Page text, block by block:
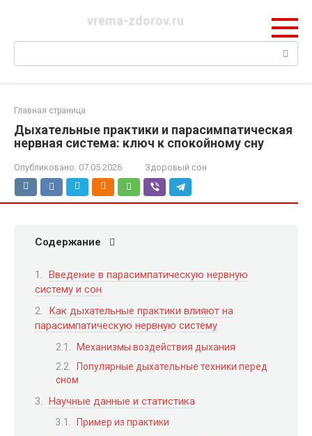
vrema-zdorov.ru
Поиск:
Главная страница
Дыхательные практики и парасимпатическая
нервная система: ключ к спокойному сну
Опубликовано: 07.05.2026 Здоровый сон
Содержание
Введение в парасимпатическую нервную
систему и сон
Как дыхательные практики влияют на
парасимпатическую нервную систему
Механизмы воздействия дыхания
Популярные дыхательные техники перед
сном
Научные данные и статистика
Пример из практики